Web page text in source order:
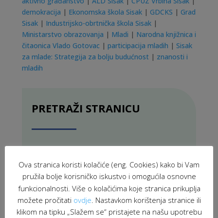
demokracija | Ekonomska škola Sisak| GDCKS | Grad
Sisak| Industrijsko-obrtnička škola Sisak|
Ministarstvo obrazovanja | Mladi | Narodna knjižnica i
čitaonica Vlado Gotovac | participacija mladih | Sisak
za mlade: Strategija za bolju budućnost | znanosti i
mladih
PRETRAŽI STRANICU
Ova stranica koristi kolačiće (eng. Cookies) kako bi Vam
pružila bolje korisničko iskustvo i omogućila osnovne
funkcionalnosti. Više o kolačićima koje stranica prikuplja
možete pročitati ovdje. Nastavkom korištenja stranice ili
klikom na tipku „Slažem se“ pristajete na našu upotrebu